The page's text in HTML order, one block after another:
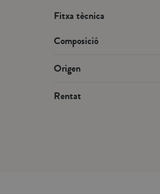
Fitxa tècnica
Composició
Origen
Rentat